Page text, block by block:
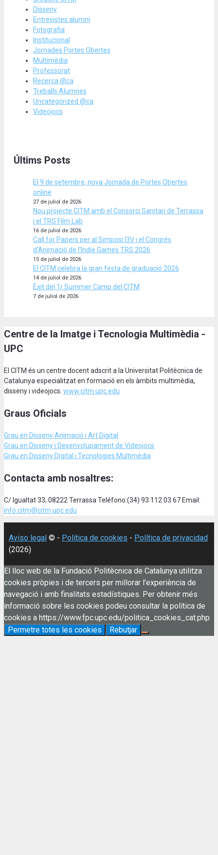
Disseny
Entrevistes alumni
Fotografia
Institucional
Jornades Portes Obertes
Multimèdia
Professorat
Recerca @ca
Treballs Alumnes
Uncategorized @ca
Videojocs
Últims Posts
El 9 de setembre, nova Jornada de Portes Obertes
online
27 de juliol de 2026
Nou projecte CITM amb el Consorci Sanitari de Terrassa
i el TRS Film Lab
16 de juliol de 2026
Call for Papers per al Simposi I3V i el Congrés
d’Animació de l’Indie Games TRS 2026
15 de juliol de 2026
El CITM celebra la gran festa de graduació 2026
14 de juliol de 2026
Èxit del 1r Summer Camp del CITM
7 de juliol de 2026
Centre de la Imatge i Tecnologia Multimèdia -
UPC
El CITM és un centre docent adscrit a la Universitat Politècnica de
Catalunya especialitzat en formació en els àmbits multimèdia,
disseny i videojocs. www.citm.upc.edu
Graus Oficials
Grau en Disseny Animació i Art Digital
Grau en Disseny i Desenvolupament de Videojocs
Grau en Disseny Digital i Tecnologies Multimèdia
Contacta amb nosaltres:
C/ Igualtat 33, 08222 Terrassa Teléfono:(34) 93 112 03 67 Email:
info.citm@citm.upc.edu
Aviso legal © - Política de cookies - Política de privacidad
(2026)
El lloc web de la Fundació Politècnica de Catalunya utilitza
cookies pròpies i de tercers per millorar l'experiència de
navegació i amb finalitats estadístiques. Per obtenir més
informació sobre les cookies podeu consultar la política de
cookies a https://www.fpc.upc.edu/politica_cookies_cat.php
Permetre totes les cookies
Rebutjar